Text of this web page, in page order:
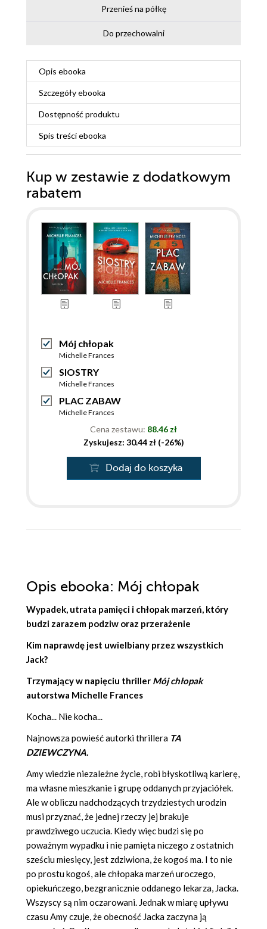
Przenieś na półkę
Do przechowalni
Opis ebooka
Szczegółyebooka
Dostępność produktu
Spis treściebooka
Kup w zestawie z dodatkowym
rabatem
Mój chłopak
Michelle Frances
SIOSTRY
Michelle Frances
PLAC ZABAW
Michelle Frances
Cena zestawu: 88.46 zł
Zyskujesz: 30.44 zł (-26%)
Dodaj do koszyka
Opis ebooka: Mój chłopak
Wypadek, utrata pamięci i chłopak marzeń, który
budzi zarazem podziw oraz przerażenie
Kim naprawdę jest uwielbiany przez wszystkich
Jack?
Trzymający w napięciu thriller Mój chłopak
autorstwa Michelle Frances
Kocha... Nie kocha...
Najnowsza powieść autorki thrillera TA
DZIEWCZYNA.
Amy wiedzie niezależne życie, robi błyskotliwą karierę,
ma własne mieszkanie i grupę oddanych przyjaciółek.
Ale w obliczu nadchodzących trzydziestych urodzin
musi przyznać, że jednej rzeczy jej brakuje
prawdziwego uczucia. Kiedy więc budzi się po
poważnym wypadku i nie pamięta niczego z ostatnich
sześciu miesięcy, jest zdziwiona, że kogoś ma. I to nie
po prostu kogoś, ale chłopaka marzeń uroczego,
opiekuńczego, bezgranicznie oddanego lekarza, Jacka.
Wszyscy są nim oczarowani. Jednak w miarę upływu
czasu Amy czuje, że obecność Jacka zaczyna ją